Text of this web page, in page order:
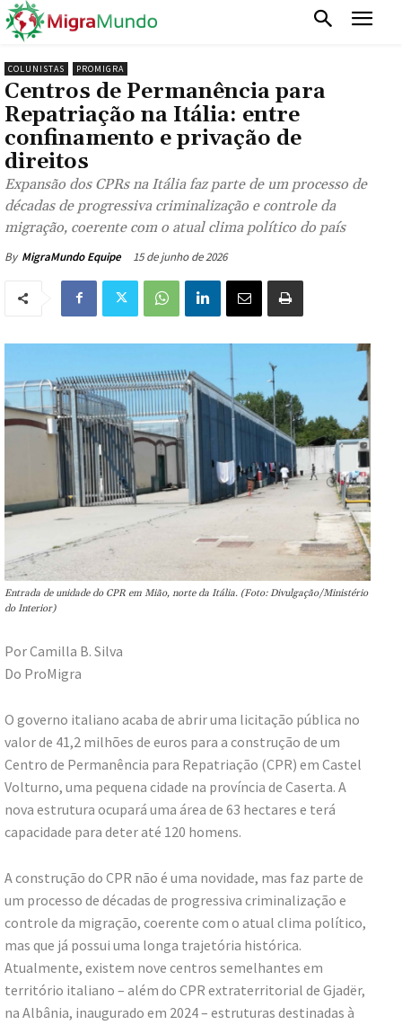
COLUNISTAS PROMIGRA
Centros de Permanência para
Repatriação na Itália: entre
confinamento e privação de
direitos
Expansão dos CPRs na Itália faz parte de um processo de
décadas de progressiva criminalização e controle da
migração, coerente com o atual clima político do país
By MigraMundo Equipe 15 de junho de 2026
Entrada de unidade do CPR em Mião, norte da Itália. (Foto: Divulgação/Ministério
do Interior)
Por Camilla B. Silva
Do ProMigra
O governo italiano acaba de abrir uma licitação pública no
valor de 41,2 milhões de euros para a construção de um
Centro de Permanência para Repatriação (CPR) em Castel
Volturno, uma pequena cidade na província de Caserta. A
nova estrutura ocupará uma área de 63 hectares e terá
capacidade para deter até 120 homens.
A construção do CPR não é uma novidade, mas faz parte de
um processo de décadas de progressiva criminalização e
controle da migração, coerente com o atual clima político,
mas que já possui uma longa trajetória histórica.
Atualmente, existem nove centros semelhantes em
território italiano – além do CPR extraterritorial de Gjadër,
na Albânia, inaugurado em 2024 – estruturas destinadas à